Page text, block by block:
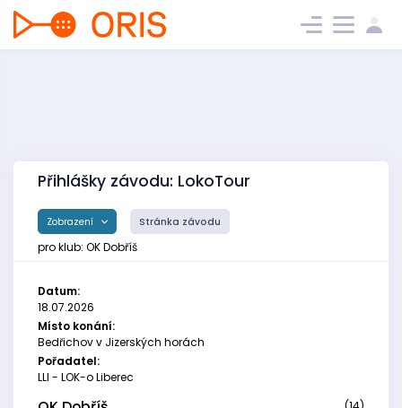
Přihlášky závodu: LokoTour
Zobrazení Stránka závodu
pro klub: OK Dobříš
Datum:
18.07.2026
Místo konání:
Bedřichov v Jizerských horách
Pořadatel:
LLI - LOK-o Liberec